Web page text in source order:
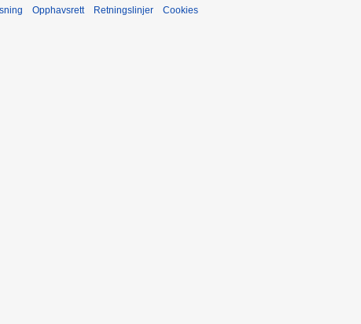
Opphavsrett Retningslinjer Cookies